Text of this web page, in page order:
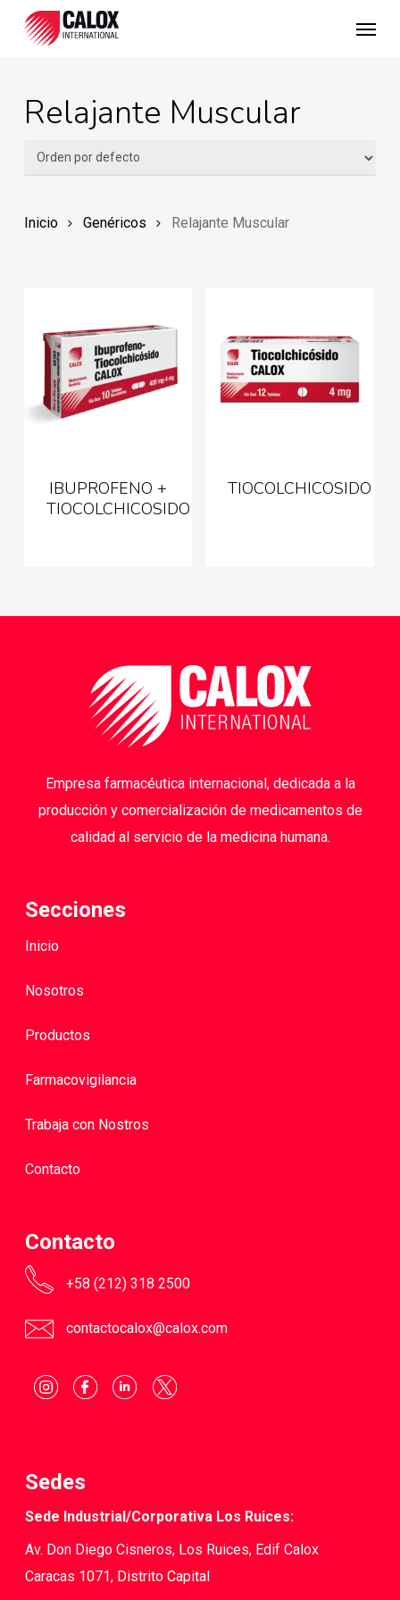
Relajante Muscular
Inicio Genéricos Relajante Muscular
IBUPROFENO +
TIOCOLCHICOSIDO
TIOCOLCHICOSIDO
Empresa farmacéutica internacional, dedicada a la
producción y comercialización de medicamentos de
calidad al servicio de la medicina humana.
Secciones
Inicio
Nosotros
Productos
Farmacovigilancia
Trabaja con Nostros
Contacto
Contacto
+58 (212) 318 2500
contactocalox@calox.com
Sedes
Sede Industrial/Corporativa Los Ruices:
Av. Don Diego Cisneros, Los Ruices, Edif Calox
Caracas 1071, Distrito Capital